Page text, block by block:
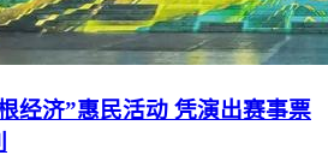
经济”惠民活动 凭演出赛事票